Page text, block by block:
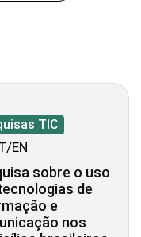
TIC
EN
sobre o uso
de
e
nos